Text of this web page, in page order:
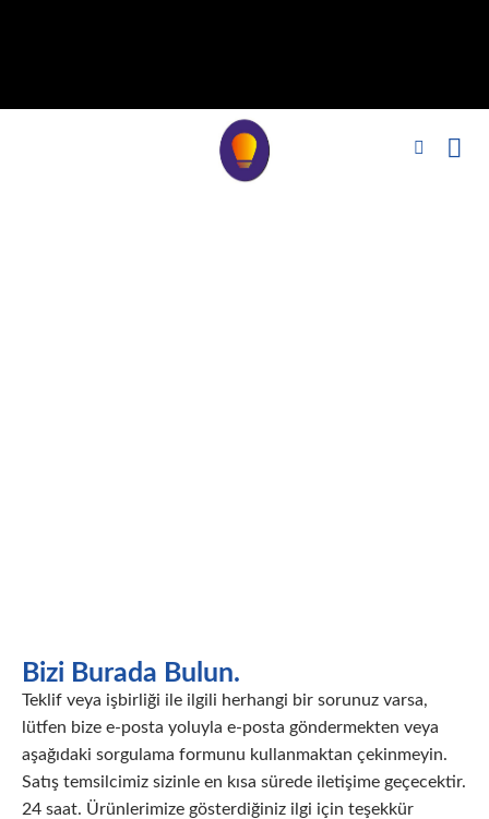
Bizi Burada Bulun.
Teklif veya işbirliği ile ilgili herhangi bir sorunuz varsa,
lütfen bize e-posta yoluyla e-posta göndermekten veya
aşağıdaki sorgulama formunu kullanmaktan çekinmeyin.
Satış temsilcimiz sizinle en kısa sürede iletişime geçecektir.
24 saat. Ürünlerimize gösterdiğiniz ilgi için teşekkür